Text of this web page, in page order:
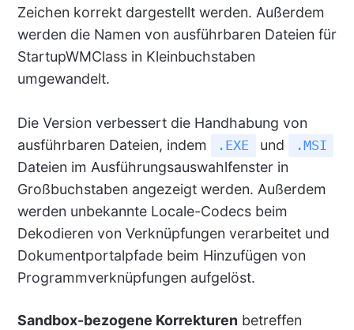
Zeichen korrekt dargestellt werden. Außerdem
werden die Namen von ausführbaren Dateien für
StartupWMClass in Kleinbuchstaben
umgewandelt.
Die Version verbessert die Handhabung von
ausführbaren Dateien, indem
.EXE und .MSI
Dateien im Ausführungsauswahlfenster in
Großbuchstaben angezeigt werden. Außerdem
werden unbekannte Locale-Codecs beim
Dekodieren von Verknüpfungen verarbeitet und
Dokumentportalpfade beim Hinzufügen von
Programmverknüpfungen aufgelöst.
Sandbox-bezogene Korrekturen betreffen